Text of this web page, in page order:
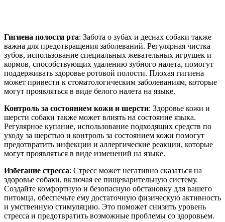
Гигиена полости рта: Забота о зубах и деснах собаки также
важна для предотвращения заболеваний. Регулярная чистка
зубов, использование специальных жевательных игрушек и
кормов, способствующих удалению зубного налета, помогут
поддерживать здоровье ротовой полости. Плохая гигиена
может привести к стоматологическим заболеваниям, которые
могут проявляться в виде белого налета на языке.
Контроль за состоянием кожи и шерсти: Здоровье кожи и
шерсти собаки также может влиять на состояние языка.
Регулярное купание, использование подходящих средств по
уходу за шерстью и контроль за состоянием кожи помогут
предотвратить инфекции и аллергические реакции, которые
могут проявляться в виде изменений на языке.
Избегание стресса: Стресс может негативно сказаться на
здоровье собаки, включая ее пищеварительную систему.
Создайте комфортную и безопасную обстановку для вашего
питомца, обеспечьте ему достаточную физическую активность
и умственную стимуляцию. Это поможет снизить уровень
стресса и предотвратить возможные проблемы со здоровьем.